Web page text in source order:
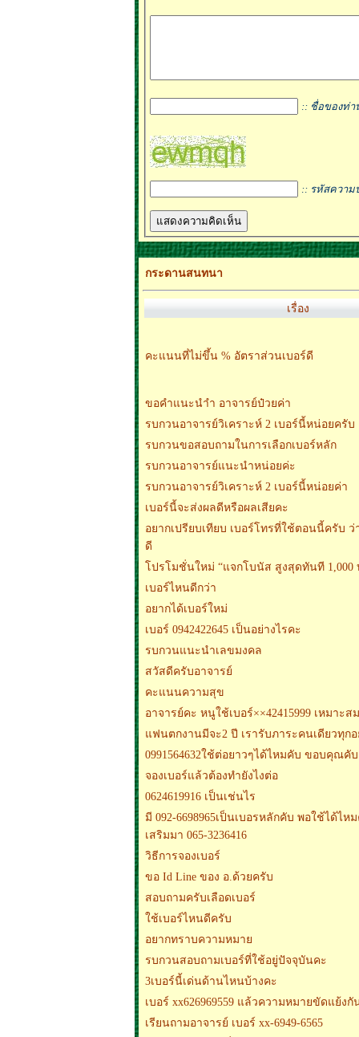
:: ชื่อของท่า
:: รหัสความ
กระดานสนทนา
เรื่อง
คะแนนที่ไม่ขึ้น % อัตราส่วนเบอร์ดี
ขอคำแนะนำำ อาจารย์ป๋วยค่า
รบกวนอาจารย์วิเคราะห์ 2 เบอร์นี้หน่อยครับ
รบกวนขอสอบถามในการเลือกเบอร์หลัก
รบกวนอาจารย์แนะนำหน่อยค่ะ
รบกวนอาจารย์วิเคราะห์ 2 เบอร์นี้หน่อยค่า
เบอร์นี้จะส่งผลดีหรือผลเสียคะ
อยากเปรียบเทียบ เบอร์โทรที่ใช้ตอนนี้ครับ ว่
ดี
โปรโมชั่นใหม่ “แจกโบนัส สูงสุดทันที 1,000
เบอร์ไหนดีกว่า
อยากได้เบอร์ใหม่
เบอร์ 0942422645 เป็นอย่างไรคะ
รบกวนแนะนำเลขมงคล
สวัสดีครับอาจารย์
คะแนนความสุข
อาจารย์คะ หนูใช้เบอร์××42415999 เหมาะส
แฟนตกงานมีจะ2 ปี เรารับภาระคนเดียวทุกอ
0991564632ใช้ต่อยาวๆได้ไหมคับ ขอบคุณคับ
จองเบอร์แล้วต้องทำยังไงต่อ
0624619916 เป็นเช่นไร
มี 092-6698965เป็นเบอรหลักคับ พอใช้ได้ไหม
เสริมมา 065-3236416
วิธีการจองเบอร์
ขอ Id Line ของ อ.ด้วยครับ
สอบถามครับเลือดเบอร์
ใช้เบอร์ไหนดีครับ
อยากทราบความหมาย
รบกวนสอบถามเบอร์ที่ใช้อยู่ปัจจุบันคะ
3เบอร์นี้เด่นด้านไหนบ้างคะ
เบอร์ xx626969559 แล้วความหมายขัดแย้งกั
เรียนถามอาจารย์ เบอร์ xx-6949-6565